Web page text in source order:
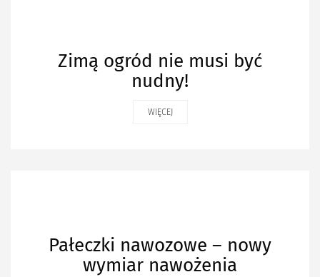
Zimą ogród nie musi być
nudny!
WIĘCEJ
Pałeczki nawozowe – nowy
wymiar nawożenia